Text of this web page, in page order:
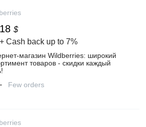
$
+ Cash back up to 7%
Wildberries: широкий
товаров - скидки каждый
- Few orders